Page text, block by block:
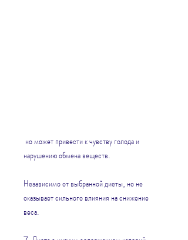
нарушению обмена веществ.
Независимо от выбранной диеты, но не
оказывает сильного влияния на снижение
веса.